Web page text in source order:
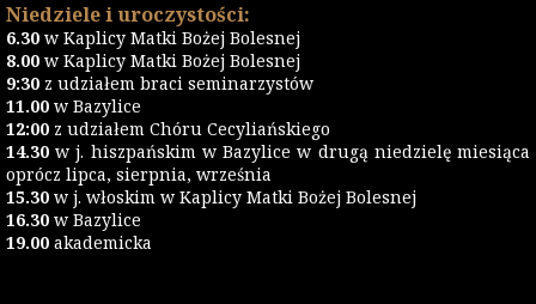
Niedziele i uroczystości:
6.30 w Kaplicy Matki Bożej Bolesnej
8.00 w Kaplicy Matki Bożej Bolesnej
9:30 z udziałem braci seminarzystów
11.00 w Bazylice
12:00 z udziałem Chóru Cecyliańskiego
14.30 w j. hiszpańskim w Bazylice w drugą niedzielę miesiąca
oprócz lipca, sierpnia, września
15.30 w j. włoskim w Kaplicy Matki Bożej Bolesnej
16.30 w Bazylice
19.00 akademicka